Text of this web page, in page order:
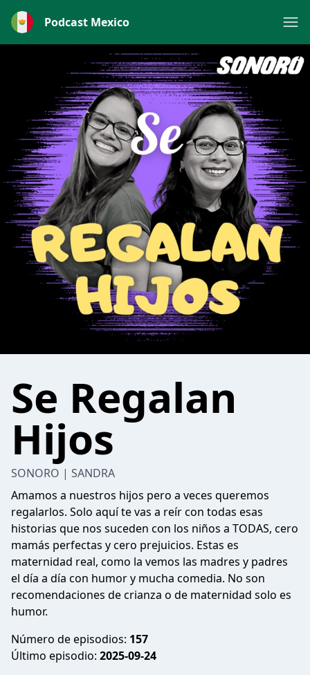
Podcast Mexico
Se Regalan
Hijos
SONORO | SANDRA
Amamos a nuestros hijos pero a veces queremos
regalarlos. Solo aquí te vas a reír con todas esas
historias que nos suceden con los niños a TODAS, cero
mamás perfectas y cero prejuicios. Estas es
maternidad real, como la vemos las madres y padres
el día a día con humor y mucha comedia. No son
recomendaciones de crianza o de maternidad solo es
humor.
Número de episodios: 157
Último episodio: 2025-09-24